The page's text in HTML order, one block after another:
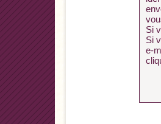
Si
Si
e-